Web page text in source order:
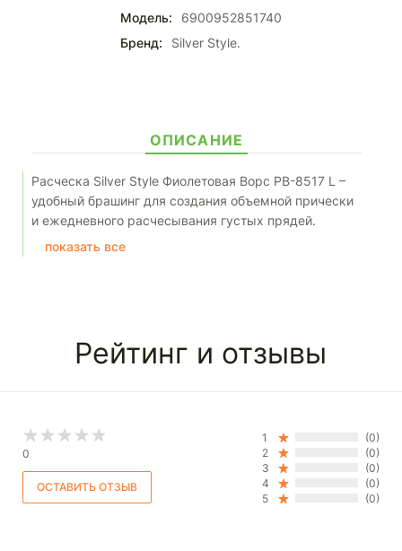
Модель:
6900952851740
Бренд:
Silver Style.
ОПИСАНИЕ
Расческа Silver Style Фиолетовая Ворс PB-8517 L –
удобный брашинг для создания объемной прически
и ежедневного расчесывания густых прядей.
обеспечивает полезный массаж кожи головы без
малейших повреждений. Причесывание такой
значительных затрат.
показать все
Рейтинг и отзывы
0
1
(0)
2
(0)
3
(0)
4
(0)
5
(0)